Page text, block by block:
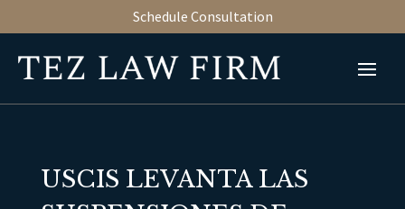
Schedule Consultation
USCIS LEVANTA LAS